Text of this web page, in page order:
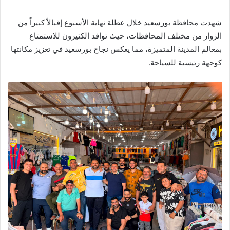
شهدت محافظة بورسعيد خلال عطلة نهاية الأسبوع إقبالاً كبيراً من
الزوار من مختلف المحافظات، حيث توافد الكثيرون للاستمتاع
بمعالم المدينة المتميزة، مما يعكس نجاح بورسعيد في تعزيز مكانتها
كوجهة رئيسية للسياحة.